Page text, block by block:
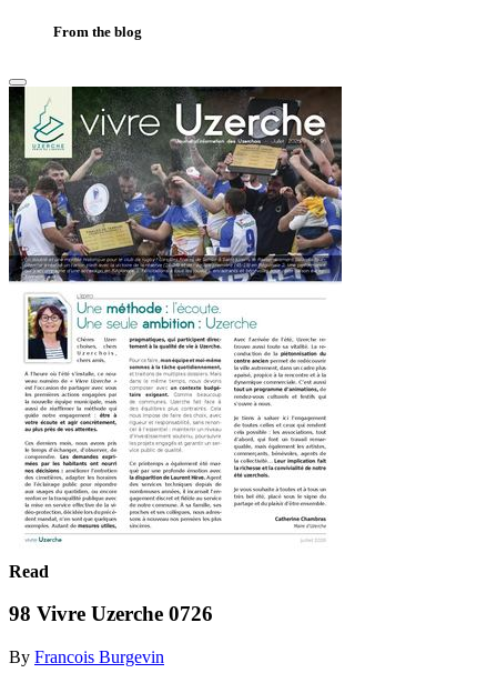
From the blog
Read
98 Vivre Uzerche 0726
By Francois Burgevin